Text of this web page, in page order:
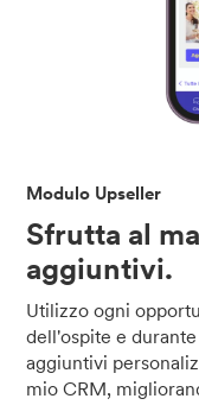
Modulo Upseller
Sfrutta al
aggiuntivi.
Utilizzo ogni
dell'ospite e
aggiuntivi
mio CRM,